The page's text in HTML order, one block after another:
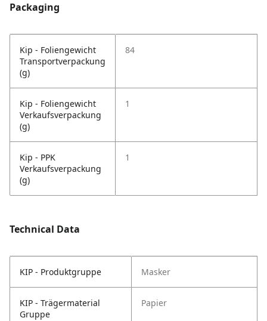
Packaging
Kip - Foliengewicht
Transportverpackung
(g)
84
Kip - Foliengewicht
Verkaufsverpackung
(g)
1
Kip - PPK
Verkaufsverpackung
(g)
1
Technical Data
KIP - Produktgruppe Masker
KIP - Trägermaterial
Gruppe
Papier